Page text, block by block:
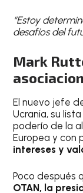
“Estoy
desafíos del
Mark
El nuevo jefe
Ucrania, su
poderío de la
Europea y con
intereses y
Poco después
OTAN, la